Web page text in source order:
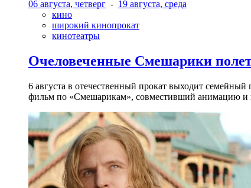
06 августа, четверг - 19 августа, среда
кино
широкий кинопрокат
кинотеатры
Очеловеченные Смешарики
6 августа в отечественный прокат выходит
фильм по «Смешарикам», совместивший анимацию и